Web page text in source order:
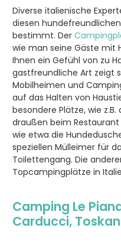
Diverse italienische
diesen
bestimmt. Der
wie man seine Gäste mit
Ihnen ein Gefühl von zu
gastfreundliche Art zeigt
Mobilheimen und
auf das Halten von
besondere Plätze, wie
draußen beim
wie etwa die
speziellen Mülleimer für
Toilettengang. Die
Topcampingplätze in
Camping Le
Carducci,